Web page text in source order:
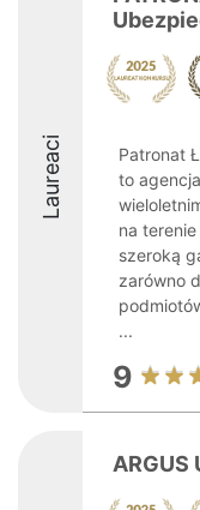
Laureaci
Patronat
to
na
szeroką
zarówno
...
9